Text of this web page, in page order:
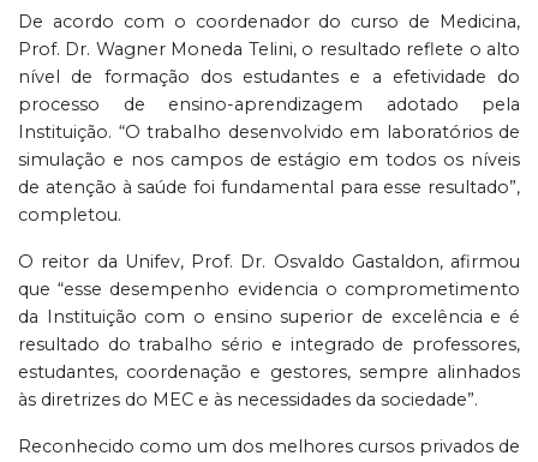
De acordo com o coordenador do curso de Medicina,
Prof. Dr. Wagner Moneda Telini, o resultado reflete o alto
nível de formação dos estudantes e a efetividade do
processo de ensino-aprendizagem adotado pela
Instituição. “O trabalho desenvolvido em laboratórios de
simulação e nos campos de estágio em todos os níveis
de atenção à saúde foi fundamental para esse resultado”,
completou.
O reitor da Unifev, Prof. Dr. Osvaldo Gastaldon, afirmou
que “esse desempenho evidencia o comprometimento
da Instituição com o ensino superior de excelência e é
resultado do trabalho sério e integrado de professores,
estudantes, coordenação e gestores, sempre alinhados
às diretrizes do MEC e às necessidades da sociedade”.
Reconhecido como um dos melhores cursos privados de